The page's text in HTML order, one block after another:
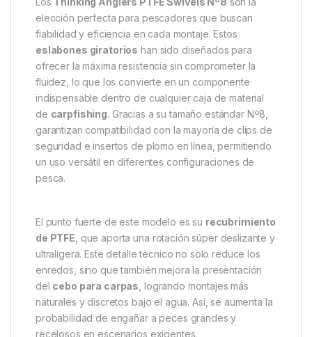
Descripción Specification
Thinking Anglers PTFE Swivels
Nº8 – Eslabones giratorios de
alto rendimiento para
carpfishing
Thinking Anglers PTFE Swivels Nº8
elección perfecta para pescadores que buscan
eslabones giratorioshan sido diseñados para
ofrecer la máxima resistencia sin comprometer la
fluidez, lo que los convierte en un componente
indispensable dentro de cualquier caja de material
de carpfishing. Gracias a su tamaño estándar Nº8,
garantizan compatibilidad con la mayoría de clips de
seguridad e insertos de plomo en línea, permitiendo
un uso versátil en diferentes configuraciones de